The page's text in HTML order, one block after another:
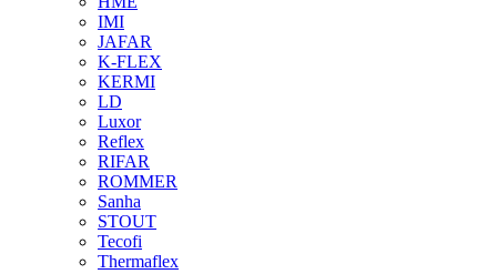
IMI
JAFAR
K-FLEX
KERMI
LD
Luxor
Reflex
RIFAR
ROMMER
Sanha
STOUT
Tecofi
Thermaflex